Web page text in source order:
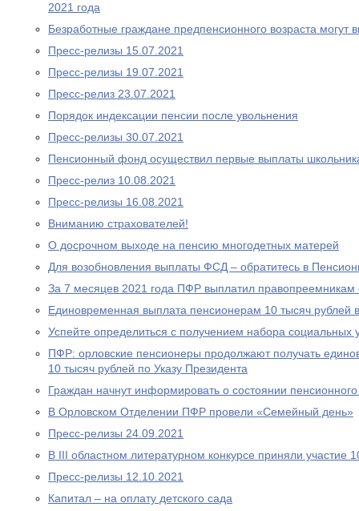
2021 года
Безработные граждане предпенсионного возраста
Пресс-релизы 15.07.2021
Пресс-релизы 19.07.2021
Пресс-релиз 23.07.2021
Порядок индексации пенсии после увольнения
Пресс-релизы 30.07.2021
Пенсионный фонд осуществил первые выплаты
Пресс-релиз 10.08.2021
Пресс-релизы 16.08.2021
Вниманию страхователей!
О досрочном выходе на пенсию многодетных матерей
Для возобновления выплаты ФСД – обратитесь в
За 7 месяцев 2021 года ПФР выплатил
Единовременная выплата пенсионерам 10 тысяч рублей
Успейте определиться с получением набора социальных
ПФР: орловские пенсионеры продолжают получать
10 тысяч рублей по Указу Президента
Граждан начнут информировать о состоянии
В Орловском Отделении ПФР провели «Семейный день»
Пресс-релизы 24.09.2021
В III областном литературном конкурсе приняли участие
Пресс-релизы 12.10.2021
Капитал – на оплату детского сада